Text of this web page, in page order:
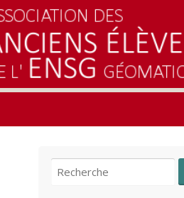
Recherche pour: